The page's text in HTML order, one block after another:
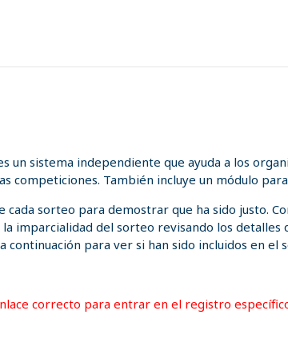
un sistema independiente que ayuda a los
competiciones. También incluye un módulo
sorteo para demostrar que ha sido justo.
imparcialidad del sorteo revisando los
continuación para ver si han sido incluidos en el
correcto para entrar en el registro